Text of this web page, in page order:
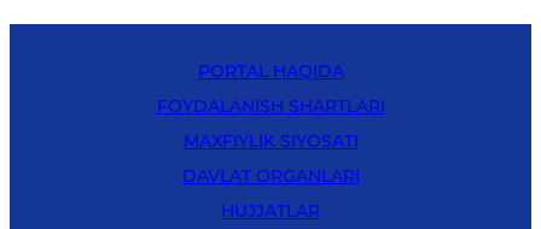
PORTAL HAQIDA
FOYDALANISH SHARTLARI
MAXFIYLIK SIYOSATI
DAVLAT ORGANLARI
HUJJATLAR